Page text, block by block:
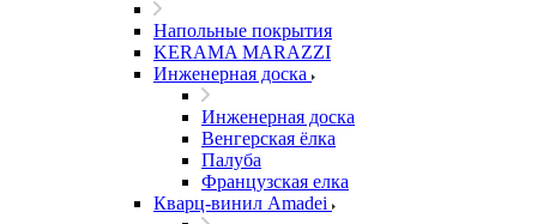
Напольные покрытия
KERAMA MARAZZI
Инженерная доска
Инженерная доска
Венгерская ёлка
Палуба
Французская елка
Кварц-винил Amadei